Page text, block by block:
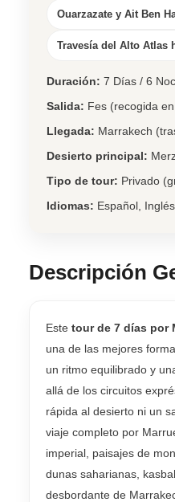
Ouarzazate y Ait Ben
Travesía del Alto Atlas
Duración: 7 Días / 6
Salida: Fes (recogida
Llegada: Marrakech
Desierto principal:
Tipo de tour: Privado
Idiomas: Español,
Descripción
Este tour de 7 días por
una de las mejores
un ritmo equilibrado y
allá de los circuitos
rápida al desierto ni un
viaje completo por
imperial, paisajes de
dunas saharianas,
desbordante de